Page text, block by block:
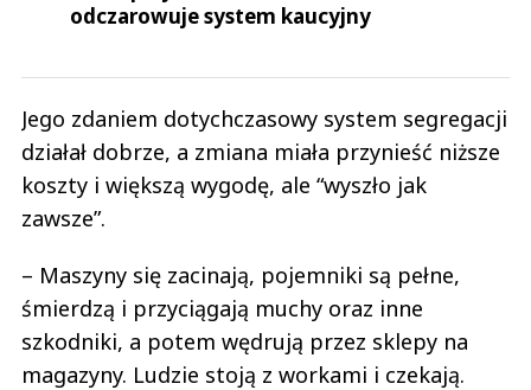
odczarowuje system kaucyjny
Jego zdaniem dotychczasowy system segregacji
działał dobrze, a zmiana miała przynieść niższe
koszty i większą wygodę, ale “wyszło jak
zawsze”.
– Maszyny się zacinają, pojemniki są pełne,
śmierdzą i przyciągają muchy oraz inne
szkodniki, a potem wędrują przez sklepy na
magazyny. Ludzie stoją z workami i czekają.